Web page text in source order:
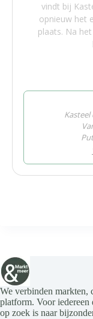
vindt bij
opnieuw het
plaats. Na
We verbinden markten,
platform. Voor
op zoek is naar